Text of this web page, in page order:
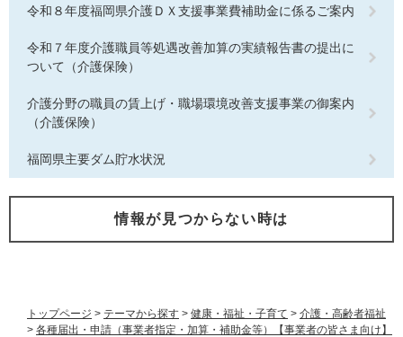
トップページ > テーマから探す > 健康・福祉・子育て > 介護・高齢者福祉
> 各種届出・申請（事業者指定・加算・補助金等）【事業者の皆さま向け】
令和８年度福岡県介護ＤＸ支援事業費補助金に係るご案内
令和７年度介護職員等処遇改善加算の実績報告書の提出に
ついて（介護保険）
介護分野の職員の賃上げ・職場環境改善支援事業の御案内
（介護保険）
福岡県主要ダム貯水状況
情報が見つからない時は